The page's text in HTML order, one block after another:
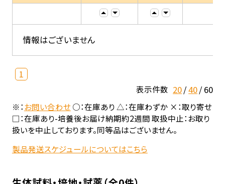
情報はございません
1
表示件数 20 40 60
※：お問い合わせ○：在庫あり △：在庫わずか ×：取り寄せ
□：在庫あり-培養後お届け納期約2週間 取扱中止：お取り
扱いを中止しております。同等品はございません。
製品発送スケジュールについてはこちら